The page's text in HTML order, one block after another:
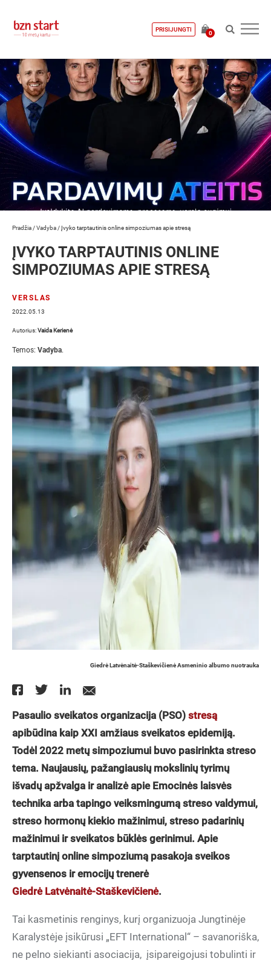
PRISIJUNGTI
0
Pradžia /Vadyba / Įvyko tarptautinis online simpoziumas apie stresą
ĮVYKO TARPTAUTINIS ONLINE
SIMPOZIUMAS APIE STRESĄ
VERSLAS
2022.05.13
Autorius:Vaida Kerienė
Temos: Vadyba.
Giedrė Latvėnaitė-Staškevičienė Asmeninio albumo nuotrauka
Pasaulio sveikatos organizacija (PSO) stresą
apibūdina kaip XXI amžiaus sveikatos epidemiją.
Todėl 2022 metų simpoziumui buvo pasirinkta streso
tema. Naujausių, pažangiausių mokslinių tyrimų
išvadų apžvalga ir analizė apie Emocinės laisvės
technika arba tapingo veiksmingumą streso valdymui,
streso hormonų kiekio mažinimui, streso padarinių
mažinimui ir sveikatos būklės gerinimui. Apie
tarptautinį online simpoziumą pasakoja sveikos
gyvensenos ir emocijų trenerė
Giedrė Latvėnaitė-Staškevičienė.
Tai kasmetinis renginys, kurį organizuoja Jungtinėje
Karalystėje įsikūrusi „EFT International“ – savanoriška,
ne pelno siekianti asociacija, įsipareigojusi tobulinti ir